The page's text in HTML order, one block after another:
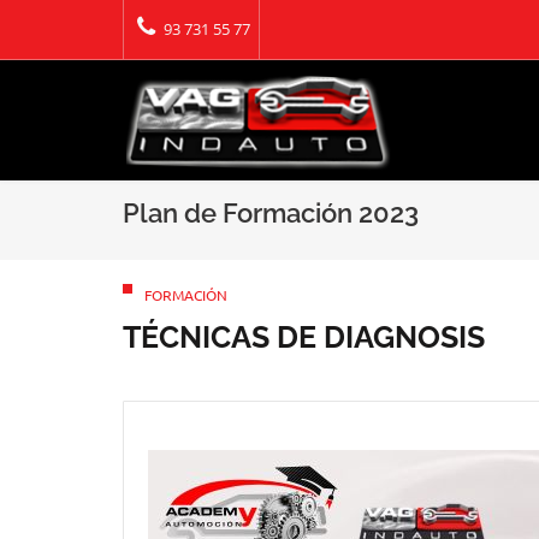
93 731 55 77
Plan de Formación 2023
FORMACIÓN
TÉCNICAS DE DIAGNOSIS